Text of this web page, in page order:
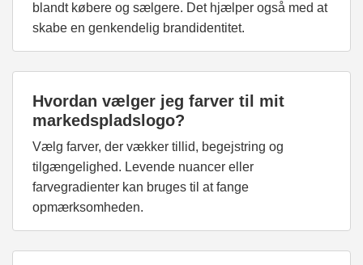
blandt købere og sælgere. Det hjælper også med at
skabe en genkendelig brandidentitet.
Hvordan vælger jeg farver til mit
markedspladslogo?
Vælg farver, der vækker tillid, begejstring og
tilgængelighed. Levende nuancer eller
farvegradienter kan bruges til at fange
opmærksomheden.